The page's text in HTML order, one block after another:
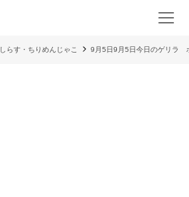
しらす・ちりめんじゃこ 9月5日9月5日今日のゲリラ